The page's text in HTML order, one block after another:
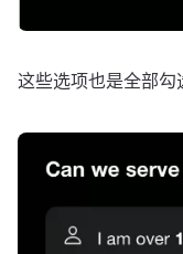
这些选项也是全部勾